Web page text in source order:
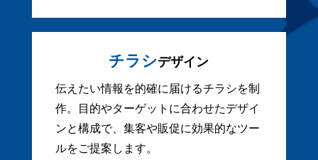
チラシデザイン
伝えたい情報を的確に届けるチラシを制
作。目的やターゲットに合わせたデザイ
ンと構成で、集客や販促に効果的なツー
ルをご提案します。